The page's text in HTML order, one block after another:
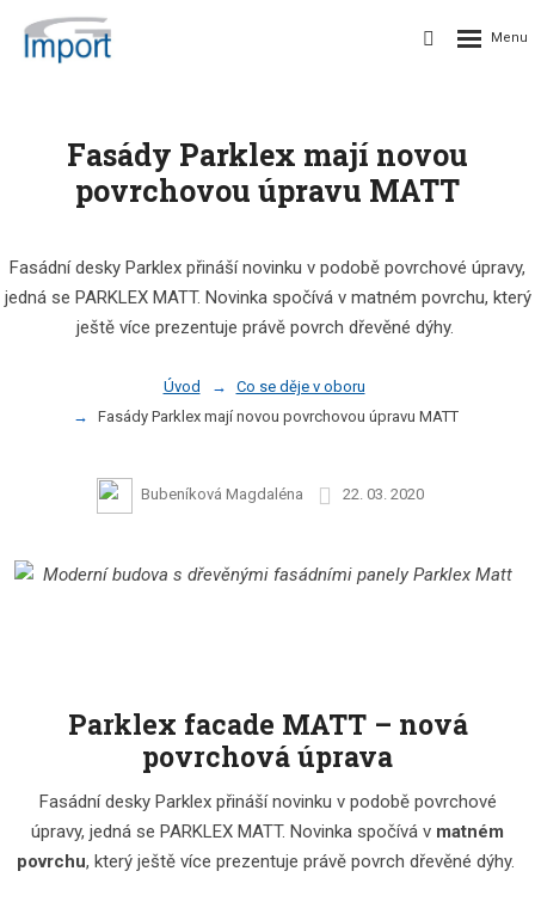
Fasády Parklex mají novou
povrchovou úpravu MATT
Fasádní desky Parklex přináší novinku v podobě povrchové úpravy,
jedná se PARKLEX MATT. Novinka spočívá v matném povrchu, který
ještě více prezentuje právě povrch dřevěné dýhy.
Úvod
Co se děje v oboru
Fasády Parklex mají novou povrchovou úpravu MATT
Bubeníková Magdaléna 22. 03. 2020
Parklex facade MATT – nová
povrchová úprava
Fasádní desky Parklex přináší novinku v podobě povrchové
úpravy, jedná se PARKLEX MATT. Novinka spočívá v matném
povrchu, který ještě více prezentuje právě povrch dřevěné dýhy.